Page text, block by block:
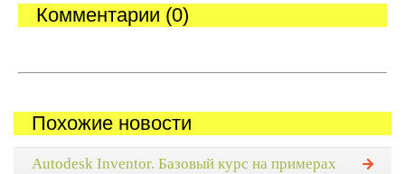
Комментарии (0)
Похожие новости
Autodesk Inventor. Базовый курс на примерах